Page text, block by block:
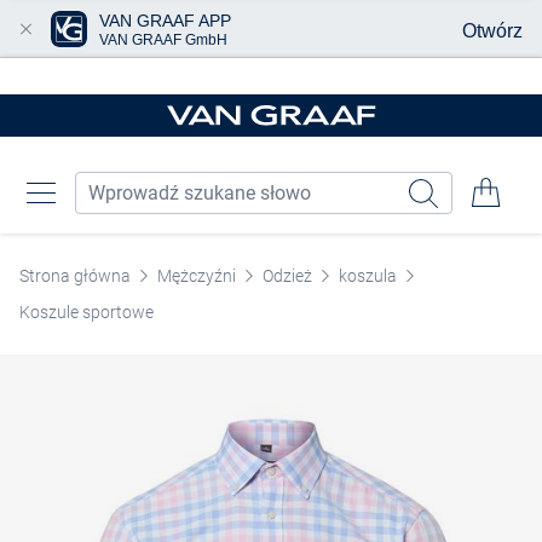
Strona główna Mężczyźni Odzież
koszula
Koszule sportowe
VAN GRAAF APP
VAN GRAAF GmbH Otwórz